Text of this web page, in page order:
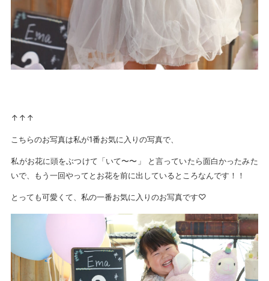
↑↑↑
こちらのお写真は私が1番お気に入りの写真で、
私がお花に頭をぶつけて「いて〜〜」 と言っていたら面白かったみた
いで、もう一回やってとお花を前に出しているところなんです！！
とっても可愛くて、私の一番お気に入りのお写真です♡